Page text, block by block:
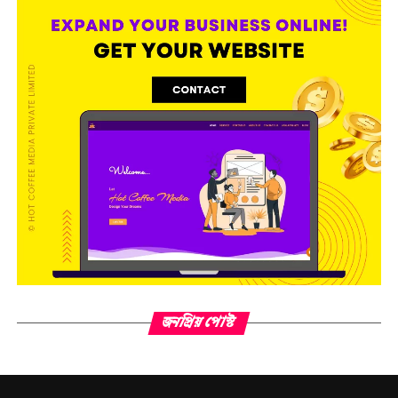
তৈরি করলেন এক নতুন রাস্তা,যে পথে আগামী কিছু দশক ক্রিকেট
ছুটবে। আজকের তরুণ প্রজন্ম তুলে আনার প্রবণতা কিংবা ফিটনেস
নির্ভরতা -সবকিছুই যে তাঁর সৃষ্টি।
তার ক্যাপ্টেন্সি আলাদা কোথায়? আসলে আলাদা নয়, তিনি যেন
এতদিনের ভারতীয় অধিনায়কত্বের লেগাসি কে মিশিয়ে দিয়েছিলেন
নিজের অধিনায়কত্বে। পতৌদির ঠান্ডা মেজাজ, কপিল পাজির
লড়াকু মনোভাব, সৌরভের আগ্রাসন আর তাঁর মিলিটারি মন। তাঁর
স্টাইল খুব সহজ। কিছু দেব না, কিছু চাইবো না। যে যার নিজের
দায়িত্ব মন দিয়ে সামলাও। এজন্যই হয়তো টেস্ট ক্রিকেটের সমুদ্রে
দিশা হারিয়ে ফেলেছেন। এত বহুমুখী পরিকল্পনার মানুষ তিনি
ছিলেন না যে। ধোনির টেস্ট খেলতে ভালো লাগতো না। অথচ গোটা
বিশ্বের কাছে শ্রেষ্ঠত্বের মাপকাঠি হলো টেস্ট ক্রিকেট। মাঝেমধ্যে
নাকি বোর হয়ে যেতেন! অভিজাত! এই কথাটা কি মানায়? নাহলে
কি নামে অভিহিত করা যায়? ধোনি, মহেন্দ্র সিং ধোনি। তিনি
জনপ্রিয় পোস্ট